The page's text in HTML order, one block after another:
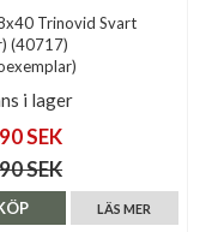
Trinovid Svart
(40717)
i lager
SEK
SEK
LÄS MER